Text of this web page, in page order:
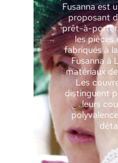
Fusanna est
proposant
prêt-à-porter
les pièces
fabriqués à
Fusanna à
matériaux
Les
distinguent
leurs